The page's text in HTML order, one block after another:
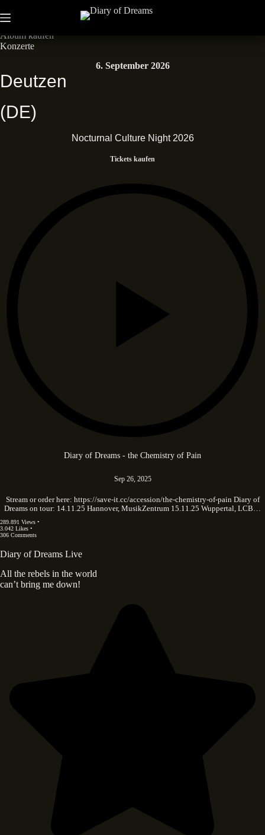
Inhalt
Neues Album • Dead End Dreams • Out now
Album kaufen
Konzerte
6. September 2026
Deutzen
(DE)
Nocturnal Culture Night 2026
Tickets kaufen
Diary of Dreams - the Chemistry of Pain
Sep 26, 2025
Stream or order here: https://save-it.cc/accession/the-chemistry-of-pain Diary of
Dreams on tour: 14.11.25 Hannover, MusikZentrum 15.11.25 Wuppertal, LCB…
289.891 Views •
3.042 Likes •
306 Comments
Diary of Dreams Live
All the rebels in the world
can’t bring me down!